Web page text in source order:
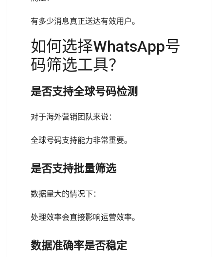
有多少消息真正送达有效用户。
如何选择WhatsApp号
码筛选工具？
是否支持全球号码检测
对于海外营销团队来说：
全球号码支持能力非常重要。
是否支持批量筛选
数据量大的情况下：
处理效率会直接影响运营效率。
数据准确率是否稳定